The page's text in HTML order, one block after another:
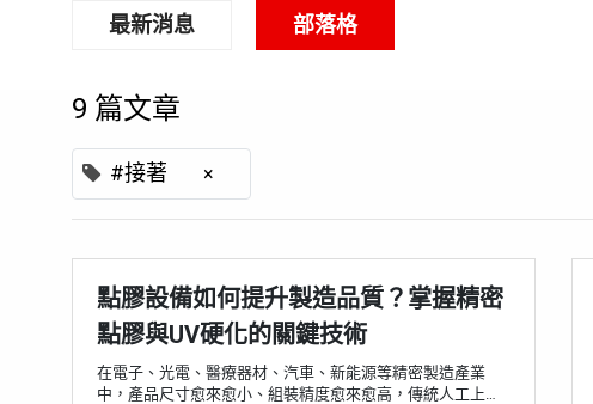
最新消息 部落格
9 篇文章
#接著 ×
點膠設備如何提升製造品質？掌握精密
點膠與UV硬化的關鍵技術
在電子、光電、醫療器材、汽車、新能源等精密製造產業
中，產品尺寸愈來愈小、組裝精度愈來愈高，傳統人工上膠